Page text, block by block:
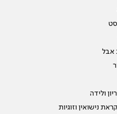
אבל
ולידה
נישואין וזוגיות